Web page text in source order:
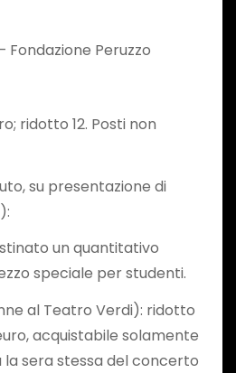
Fondazione Peruzzo
ridotto 12. Posti non
su presentazione di
un quantitativo
speciale per studenti.
al Teatro Verdi): ridotto
acquistabile solamente
sera stessa del concerto